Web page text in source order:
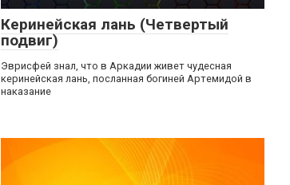
Керинейская лань (Четвертый
подвиг)
Эврисфей знал, что в Аркадии живет чудесная
керинейская лань, посланная богиней Артемидой в
наказание